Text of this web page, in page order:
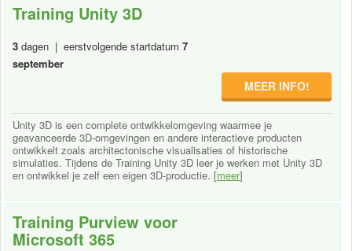
Training Unity 3D
3 dagen | eerstvolgende startdatum 7
september
MEER INFO!
Unity 3D is een complete ontwikkelomgeving waarmee je
geavanceerde 3D-omgevingen en andere interactieve producten
ontwikkelt zoals architectonische visualisaties of historische
simulaties. Tijdens de Training Unity 3D leer je werken met Unity 3D
en ontwikkel je zelf een eigen 3D-productie. [meer]
Training Purview voor
Microsoft 365